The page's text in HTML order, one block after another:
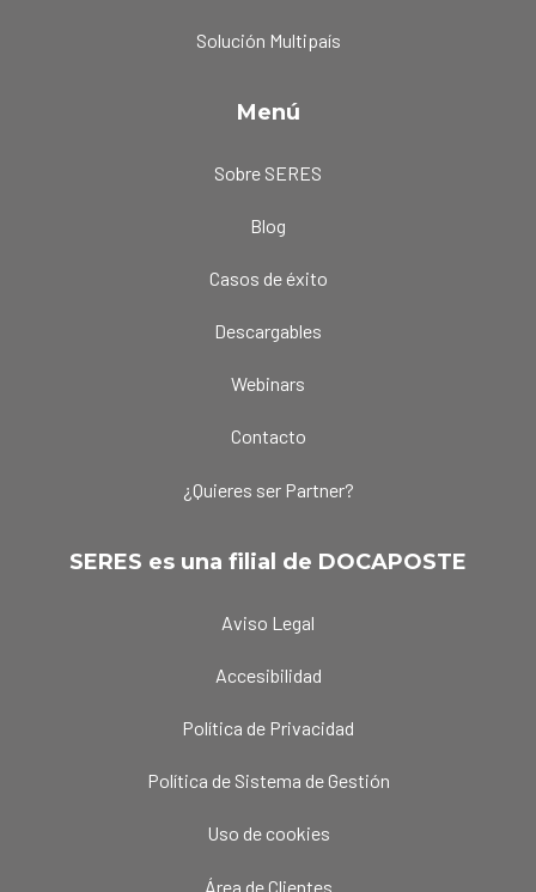
Solución Multipaís
Menú
Sobre SERES
Blog
Casos de éxito
Descargables
Webinars
Contacto
¿Quieres ser Partner?
SERES es una filial de DOCAPOSTE
Aviso Legal
Accesibilidad
Política de Privacidad
Política de Sistema de Gestión
Uso de cookies
Área de Clientes